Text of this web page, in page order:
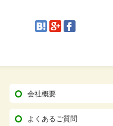
会社概要
よくあるご質問